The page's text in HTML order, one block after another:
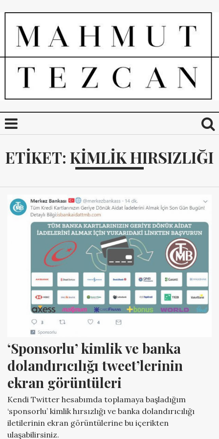
ETIKET: KIMLIK HIRSIZLIĞI
‘Sponsorlu’ kimlik ve banka
dolandırıcılığı tweet’lerinin
ekran görüntüleri
Kendi Twitter hesabımda toplamaya başladığım
‘sponsorlu’ kimlik hırsızlığı ve banka dolandırıcılığı
iletilerinin ekran görüntülerine bu içerikten
ulaşabilirsiniz.